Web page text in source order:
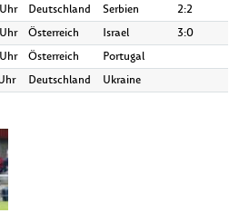
Deutschland Serbien
2:2
Österreich Israel
3:0
Österreich
Portugal
Deutschland Ukraine